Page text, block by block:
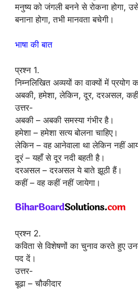
मनुष्य को जंगली बनने से रोकना होगा,
बनाना होगा, तभी मानवता बचेगी।
भाषा की बात
प्रश्न 1.
निम्नलिखित अव्ययों का वाक्यों में प्रयोग
अबकी, हमेशा, लेकिन, दूर, दरअसल,
उत्तर-
अबकी – अबकी समस्या गंभीर है।
हमेशा – हमेशा सत्य बोलना चाहिए।
लेकिन – वह आनेवाला था लेकिन नहीं
दूरं – यहाँ से दूर नदी बहती है।
दरअसल – दरअसल ये बाते झूठी हैं।
कहीं – वह कहीं नहीं जायेगा।
प्रश्न 2.
कविता से विशेषणों का चुनाव करते हुए
पद दें।
उत्तर-
बूढा – चौकीदार